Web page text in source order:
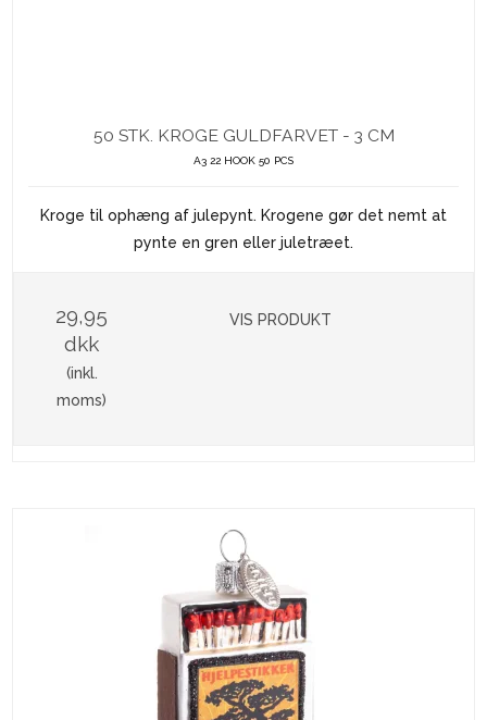
50 STK. KROGE GULDFARVET - 3 CM
A3 22 HOOK 50 PCS
Kroge til ophæng af julepynt. Krogene gør det nemt at
pynte en gren eller juletræet.
29,95
dkk
(inkl.
moms)
VIS PRODUKT